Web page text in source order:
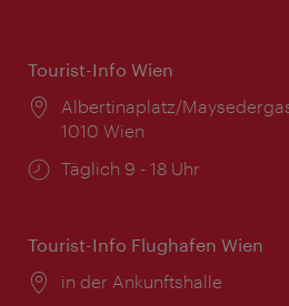
Tourist-Info Wien
Ort:
Albertinaplatz/
1010 Wien
Öffnungszeiten:
Täglich 9 - 18 Uhr
Tourist-Info Flughafen Wien
Ort:
in der Ankunftshalle